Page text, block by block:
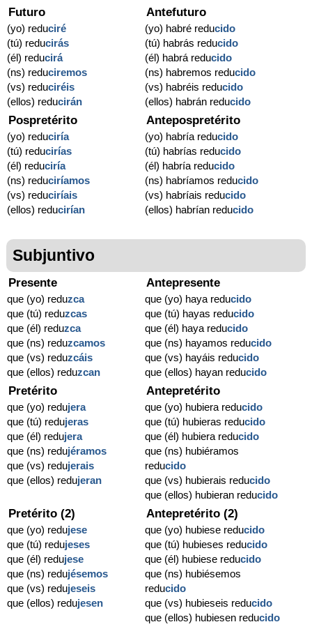
Futuro
(yo) reduciré
(tú) reducirás
(él) reducirá
(ns) reduciremos
(vs) reduciréis
(ellos) reducirán
Antefuturo
(yo) habré reducido
(tú) habrás reducido
(él) habrá reducido
(ns) habremos reducido
(vs) habréis reducido
(ellos) habrán reducido
Pospretérito
(yo) reduciría
(tú) reducirías
(él) reduciría
(ns) reduciríamos
(vs) reduciríais
(ellos) reducirían
Antepospretérito
(yo) habría reducido
(tú) habrías reducido
(él) habría reducido
(ns) habríamos reducido
(vs) habríais reducido
(ellos) habrían reducido
Subjuntivo
Presente
que (yo) reduzca
que (tú) reduzcas
que (él) reduzca
que (ns) reduzcamos
que (vs) reduzcáis
que (ellos) reduzcan
Antepresente
que (yo) haya reducido
que (tú) hayas reducido
que (él) haya reducido
que (ns) hayamos reducido
que (vs) hayáis reducido
que (ellos) hayan reducido
Pretérito
que (yo) redujera
que (tú) redujeras
que (él) redujera
que (ns) redujéramos
que (vs) redujerais
que (ellos) redujeran
Antepretérito
que (yo) hubiera reducido
que (tú) hubieras reducido
que (él) hubiera reducido
que (ns) hubiéramos
reducido
que (vs) hubierais reducido
que (ellos) hubieran reducido
Pretérito (2)
que (yo) redujese
que (tú) redujeses
que (él) redujese
que (ns) redujésemos
que (vs) redujeseis
que (ellos) redujesen
Antepretérito (2)
que (yo) hubiese reducido
que (tú) hubieses reducido
que (él) hubiese reducido
que (ns) hubiésemos
reducido
que (vs) hubieseis reducido
que (ellos) hubiesen reducido